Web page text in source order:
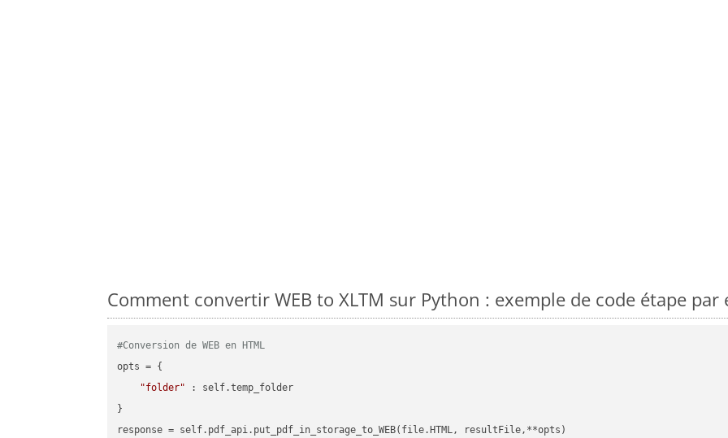
Comment convertir WEB to XLTM sur Python : exemple de code étape par
#Conversion de WEB en HTML
opts = {
"folder" : self.temp_folder
}
response = self.pdf_api.put_pdf_in_storage_to_WEB(file.HTML, resultFile,**opts)